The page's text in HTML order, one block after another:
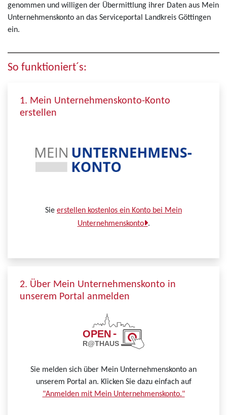
genommen und willigen der Übermittlung ihrer Daten aus Mein
Unternehmenskonto an das Serviceportal Landkreis Göttingen
ein.
So funktioniert´s:
1. Mein Unternehmenskonto-Konto
erstellen
Sie erstellen kostenlos ein Konto bei Mein
Unternehmenskonto .
2. Über Mein Unternehmenskonto in
unserem Portal anmelden
Sie melden sich über Mein Unternehmenskonto an
unserem Portal an. Klicken Sie dazu einfach auf
"Anmelden mit Mein Unternehmenskonto."